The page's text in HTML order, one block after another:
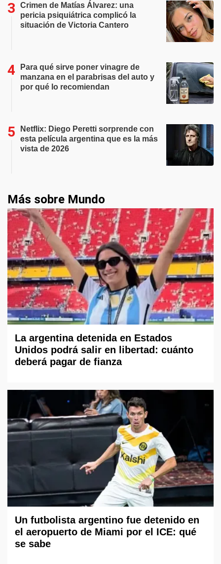
Crimen de Matías Álvarez: una
pericia psiquiátrica complicó la
situación de Victoria Cantero
Para qué sirve poner vinagre de
manzana en el parabrisas del auto y
por qué lo recomiendan
Netflix: Diego Peretti sorprende con
esta película argentina que es la más
vista de 2026
Más sobre Mundo
La argentina detenida en Estados
Unidos podrá salir en libertad: cuánto
deberá pagar de fianza
Un futbolista argentino fue detenido en
el aeropuerto de Miami por el ICE: qué
se sabe